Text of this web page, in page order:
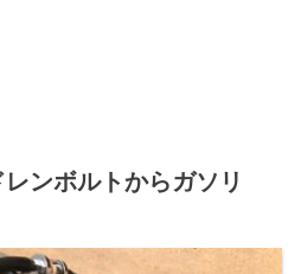
ンボルトからガソリ